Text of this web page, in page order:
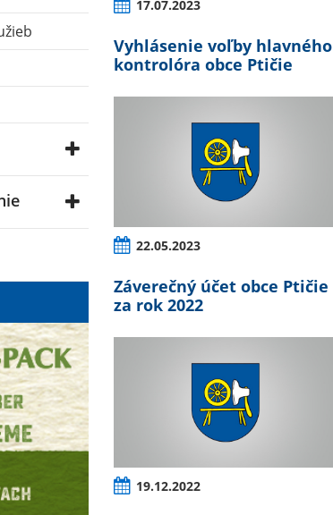
17.07.2023
Vyhlásenie voľby hlavného
kontrolóra obce Ptičie
22.05.2023
Záverečný účet obce Ptičie
za rok 2022
19.12.2022